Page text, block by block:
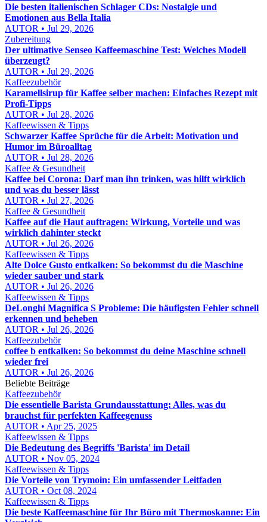
Die besten italienischen Schlager CDs: Nostalgie und
Emotionen aus Bella Italia
AUTOR • Jul 29, 2026
Zubereitung
Der ultimative Senseo Kaffeemaschine Test: Welches Modell
überzeugt?
AUTOR • Jul 29, 2026
Kaffeezubehör
Karamellsirup für Kaffee selber machen: Einfaches Rezept mit
Profi-Tipps
AUTOR • Jul 28, 2026
Kaffeewissen & Tipps
Schwarzer Kaffee Sprüche für die Arbeit: Motivation und
Humor im Büroalltag
AUTOR • Jul 28, 2026
Kaffee & Gesundheit
Kaffee bei Corona: Darf man ihn trinken, was hilft wirklich
und was du besser lässt
AUTOR • Jul 27, 2026
Kaffee & Gesundheit
Kaffee auf die Haut auftragen: Wirkung, Vorteile und was
wirklich dahinter steckt
AUTOR • Jul 26, 2026
Kaffeewissen & Tipps
Alte Dolce Gusto entkalken: So bekommst du die Maschine
wieder sauber und stark
AUTOR • Jul 26, 2026
Kaffeewissen & Tipps
DeLonghi Magnifica S Probleme: Die häufigsten Fehler schnell
erkennen und beheben
AUTOR • Jul 26, 2026
Kaffeezubehör
coffee b entkalken: So bekommst du deine Maschine schnell
wieder frei
AUTOR • Jul 26, 2026
Beliebte Beiträge
Kaffeezubehör
Die essentielle Barista Grundausstattung: Alles, was du
brauchst für perfekten Kaffeegenuss
AUTOR • Apr 25, 2025
Kaffeewissen & Tipps
Die Bedeutung des Begriffs 'Barista' im Detail
AUTOR • Nov 05, 2024
Kaffeewissen & Tipps
Die Vorteile von Trymoin: Ein umfassender Leitfaden
AUTOR • Oct 08, 2024
Kaffeewissen & Tipps
Die beste Kaffeemaschine für Ihr Büro mit Thermoskanne: Ein